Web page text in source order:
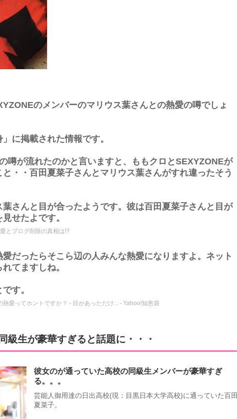
のメンバーのマリウス葉さんとの熱愛の噂でしょ
に掲載された情報です。
噂が流れたのかと言いますと、ももクロとSEXYZONEが
・・百田夏菜子さんとマリウス葉さんがすれ違ったそう
さんと目が合ったようです。彼は百田夏菜子さんと目が
せたよです。
とブログ削除の真相は!?
愛だったらそこら辺の人みんな熱愛になりますよ。ネット
てますしね。
す。
愛ってホントですか？ - 目があっただけ... - Yahoo!知恵袋
級生が豪華すぎると話題に・・・
彼女のが通っていた高校の同級生メンバーが豪華すぎ
る。。。
芸能人御用達の日出高校(現：目黒日本大学高校)に通っていた百田
夏菜子。